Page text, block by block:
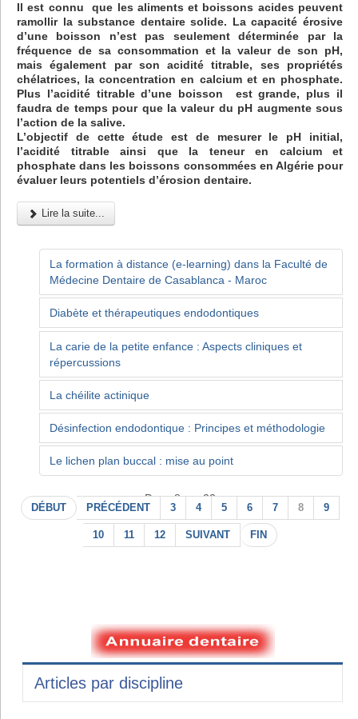
Il est connu que les aliments et boissons acides peuvent
ramollir la substance dentaire solide. La capacité érosive
d’une boisson n’est pas seulement déterminée par la
fréquence de sa consommation et la valeur de son pH,
mais également par son acidité titrable, ses propriétés
chélatrices, la concentration en calcium et en phosphate.
Plus l’acidité titrable d’une boisson est grande, plus il
faudra de temps pour que la valeur du pH augmente sous
l’action de la salive.
L’objectif de cette étude est de mesurer le pH initial,
l’acidité titrable ainsi que la teneur en calcium et
phosphate dans les boissons consommées en Algérie pour
évaluer leurs potentiels d’érosion dentaire.
Lire la suite...
La formation à distance (e-learning) dans la Faculté de
Médecine Dentaire de Casablanca - Maroc
Diabète et thérapeutiques endodontiques
La carie de la petite enfance : Aspects cliniques et
répercussions
La chéilite actinique
Désinfection endodontique : Principes et méthodologie
Le lichen plan buccal : mise au point
Page 8 sur 22
DÉBUT PRÉCÉDENT 3 4 5 6 7 8 9
10 11 12 SUIVANT FIN
Articles par discipline